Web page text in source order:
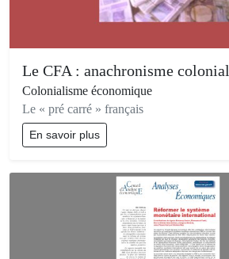
Le CFA : anachronisme colonial
Colonialisme économique
Le « pré carré » français
En savoir plus